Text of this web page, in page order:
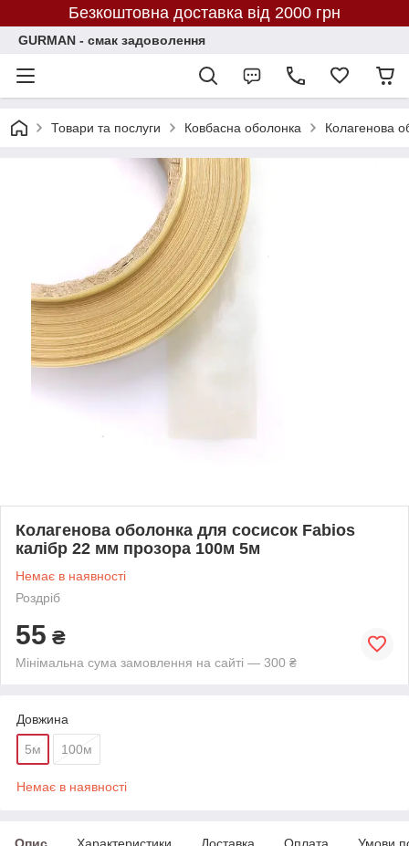
Безкоштовна доставка від 2000 грн
GURMAN - смак задоволення
Товари та послуги Ковбасна оболонка Колагенова
Колагенова оболонка для сосисок Fabios
калібр 22 мм прозора 100м 5м
Немає в наявності
Роздріб
55 ₴
Мінімальна сума замовлення на сайті — 300 ₴
Довжина
5м 100м
Немає в наявності
Опис Характеристики Доставка Оплата Умови